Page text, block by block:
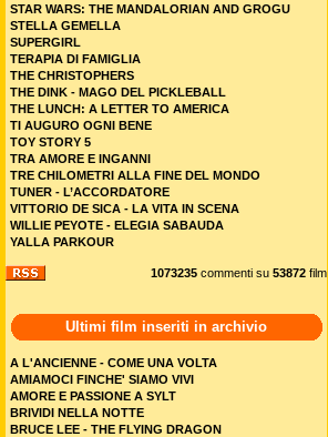
STAR WARS: THE MANDALORIAN AND GROGU
STELLA GEMELLA
SUPERGIRL
TERAPIA DI FAMIGLIA
THE CHRISTOPHERS
THE DINK - MAGO DEL PICKLEBALL
THE LUNCH: A LETTER TO AMERICA
TI AUGURO OGNI BENE
TOY STORY 5
TRA AMORE E INGANNI
TRE CHILOMETRI ALLA FINE DEL MONDO
TUNER - L’ACCORDATORE
VITTORIO DE SICA - LA VITA IN SCENA
WILLIE PEYOTE - ELEGIA SABAUDA
YALLA PARKOUR
1073235 commenti su 53872 film
Ultimi film inseriti in archivio
A L'ANCIENNE - COME UNA VOLTA
AMIAMOCI FINCHE' SIAMO VIVI
AMORE E PASSIONE A SYLT
BRIVIDI NELLA NOTTE
BRUCE LEE - THE FLYING DRAGON